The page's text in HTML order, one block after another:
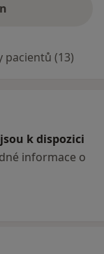
pacientů (13)
k dispozici
informace o